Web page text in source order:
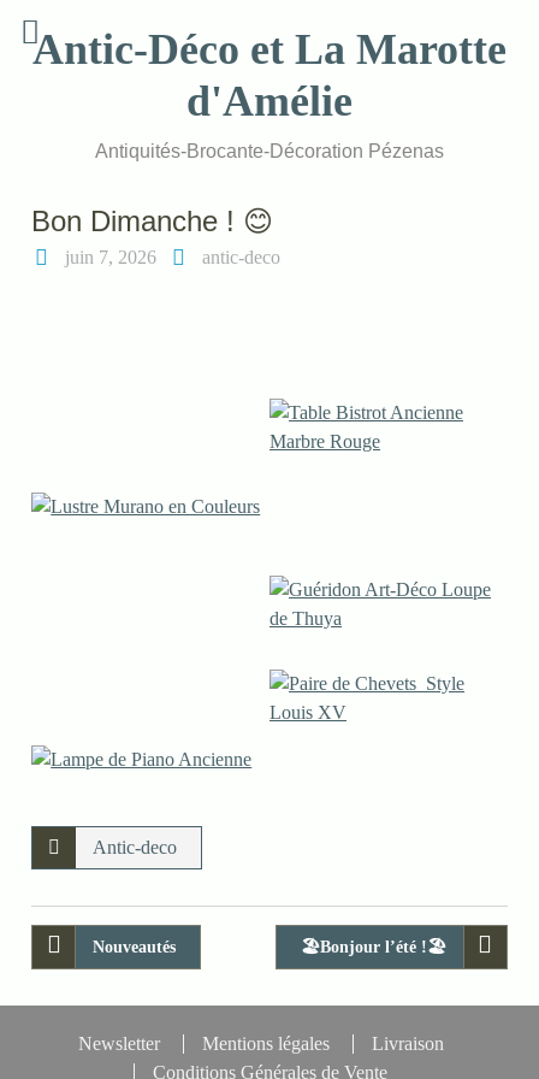
contentAntic-Déco et La Marotte
d'Amélie
Antiquités-Brocante-Décoration Pézenas
Bon Dimanche ! 😊
juin 7, 2026 antic-deco
Antic-deco
Nouveautés 🏖️Bonjour l’été !🏖️
Newsletter Mentions légales
Livraison
Conditions Générales de Vente